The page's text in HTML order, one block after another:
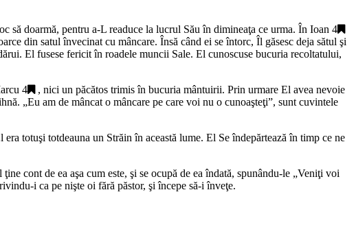
să doarmă, pentru a-L readuce la lucrul Său în dimineaţa ce urma. În Ioan 4
din satul învecinat cu mâncare. Însă când ei se întorc, Îl găsesc deja sătul şi
El fusese fericit în roadele muncii Sale. El cunoscuse bucuria recoltatului,
4
, nici un păcătos trimis în bucuria mântuirii. Prin urmare El avea nevoie
„Eu am de mâncat o mâncare pe care voi nu o cunoaşteţi”, sunt cuvintele
totuşi totdeauna un Străin în această lume. El Se îndepărtează în timp ce ne
cont de ea aşa cum este, şi se ocupă de ea îndată, spunându-le „Veniţi voi
i ca pe nişte oi fără păstor, şi începe să-i înveţe.